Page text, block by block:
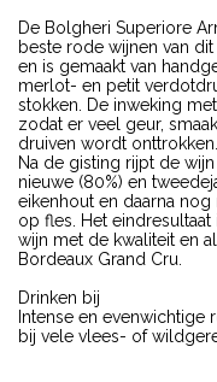
De Bolgheri Superiore
beste rode wijnen van
en is gemaakt van
merlot- en petit
stokken. De inweking
zodat er veel geur,
druiven wordt onttrokken.
Na de gisting rijpt de
nieuwe (80%) en
eikenhout en daarna nog
op fles. Het
wijn met de kwaliteit en
Bordeaux Grand Cru.
Drinken bij
Intense en evenwichtige
bij vele vlees- of